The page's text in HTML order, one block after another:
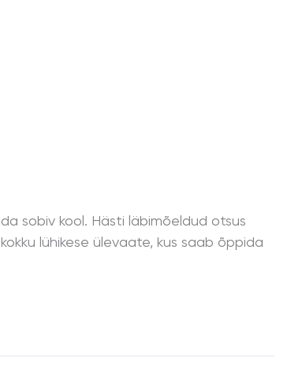
sobiv kool. Hästi läbimõeldud otsus
lühikese ülevaate, kus saab õppida